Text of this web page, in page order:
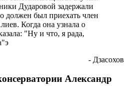
Дударовой задержали
должен был приехать член
Когда она узнала о
"Ну и что, я рада,
- Дзасохов
Александр